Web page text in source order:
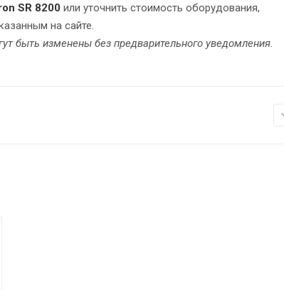
SR 8200 или уточнить стоимость оборудования,
на сайте.
быть изменены без предварительного уведомления.